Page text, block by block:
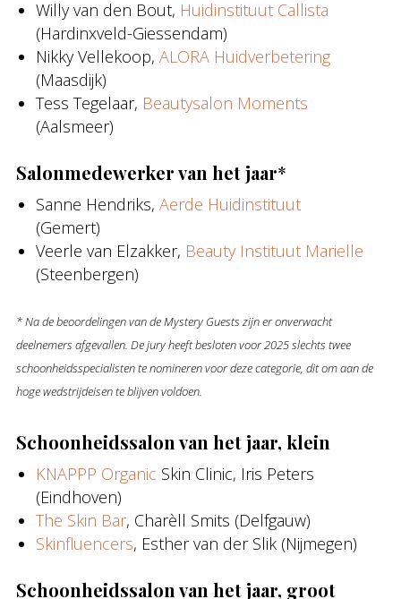
Willy van den Bout, Huidinstituut Callista
(Hardinxveld-Giessendam)
Nikky Vellekoop, ALORA Huidverbetering
(Maasdijk)
Tess Tegelaar, Beautysalon Moments
(Aalsmeer)
Salonmedewerker van het jaar*
Sanne Hendriks, Aerde Huidinstituut
(Gemert)
Veerle van Elzakker, Beauty Instituut Marielle
(Steenbergen)
* Na de beoordelingen van de Mystery Guests zijn er onverwacht
deelnemers afgevallen. De jury heeft besloten voor 2025 slechts twee
schoonheidsspecialisten te nomineren voor deze categorie, dit om aan de
hoge wedstrijdeisen te blijven voldoen.
Schoonheidssalon van het jaar, klein
KNAPPP Organic Skin Clinic, Iris Peters
(Eindhoven)
The Skin Bar, Charèll Smits (Delfgauw)
Skinfluencers, Esther van der Slik (Nijmegen)
Schoonheidssalon van het jaar, groot